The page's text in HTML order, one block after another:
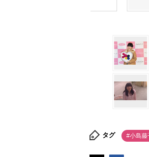
タグ #小島藤